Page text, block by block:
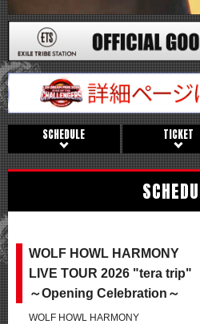
SCHEDULE TICKET
WOLF HOWL HARMONY
LIVE TOUR 2026 "tera trip"
～Opening Celebration～
WOLF HOWL HARMONY